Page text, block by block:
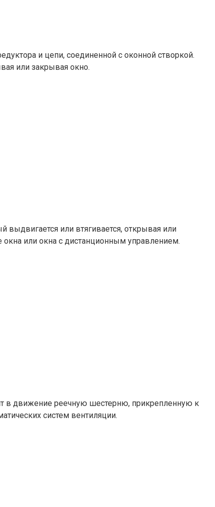
и цепи, соединенной с оконной створкой.
или закрывая окно.​
выдвигается или втягивается, открывая или
или окна с дистанционным управлением.​
в движение реечную шестерню, прикрепленную к
систем вентиляции.​